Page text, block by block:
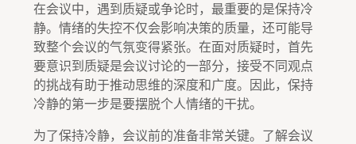
在会议中，遇到质疑或争论时，最重要的是保持冷
静。情绪的失控不仅会影响决策的质量，还可能导
致整个会议的气氛变得紧张。在面对质疑时，首先
要意识到质疑是会议讨论的一部分，接受不同观点
的挑战有助于推动思维的深度和广度。因此，保持
冷静的第一步是要摆脱个人情绪的干扰。
为了保持冷静，会议前的准备非常关键。了解会议